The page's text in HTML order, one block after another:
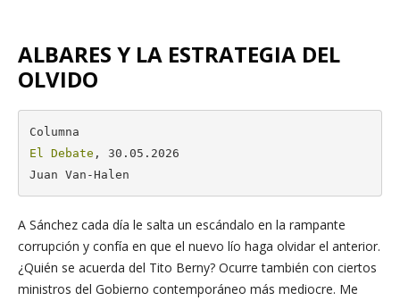
ALBARES Y LA ESTRATEGIA DEL
OLVIDO
El Debate , 30.05.2026
Juan Van-Halen
A Sánchez cada día le salta un escándalo en la rampante
corrupción y confía en que el nuevo lío haga olvidar el anterior.
¿Quién se acuerda del Tito Berny? Ocurre también con ciertos
ministros del Gobierno contemporáneo más mediocre. Me